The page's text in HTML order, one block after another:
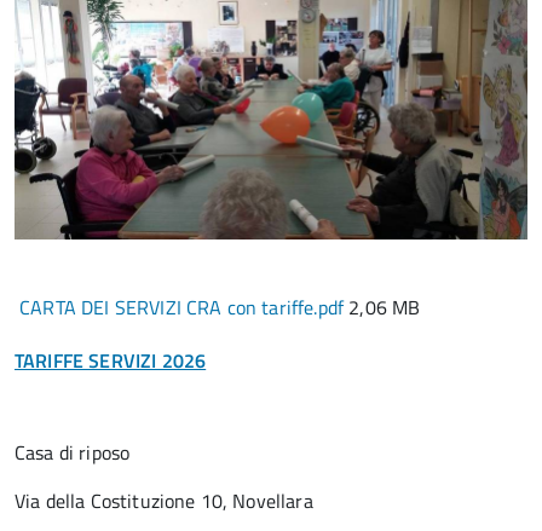
CARTA DEI SERVIZI CRA con tariffe.pdf2,06 MB
TARIFFE SERVIZI 2026
Casa di riposo
Via della Costituzione 10, Novellara